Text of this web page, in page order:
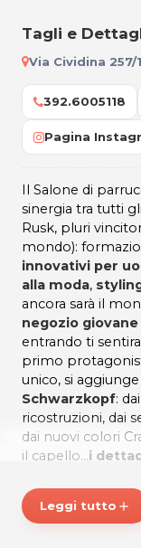
Tagli e
Via Cividina 257/
392.6005118
Pagina
Il Salone di
sinergia tra tutti
Rusk, pluri
mondo):
innovativi per
alla moda,
ancora sarà il
negozio giovane
entrando ti
primo
unico, si aggiunge
Schwarzkopf:
ricostruzioni, dai
dai nuovi colori
il capello...i
conquistare da
bellezza si
Leggi tutto add